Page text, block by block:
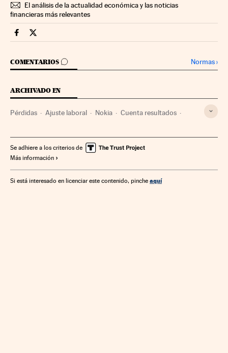
El análisis de la actualidad económica y las noticias
financieras más relevantes
Companias Cinco Días en Facebook
Companias Cinco Días en Twitter
COMENTARIOS
IR A LOS COMENTARIOS Normas›
ARCHIVADO EN
Pérdidas Ajuste laboral Nokia Cuenta resultados
Se adhiere a los criterios de
Más información
Si está interesado en licenciar este contenido, pinche aquí